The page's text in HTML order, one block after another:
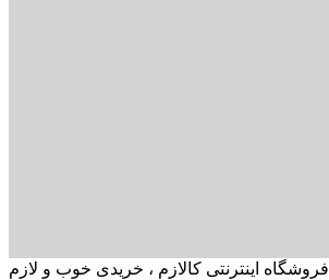
فروشگاه اینترنتی کالازم ، خریدی خوب و لازم